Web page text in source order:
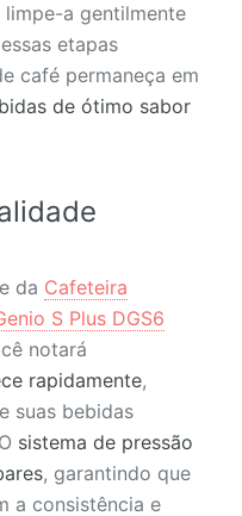
a gentilmente
etapas
café permaneça em
de ótimo sabor
da Cafeteira
S Plus DGS6
notará
rapidamente,
suas bebidas
sistema de pressão
, garantindo que
a consistência e